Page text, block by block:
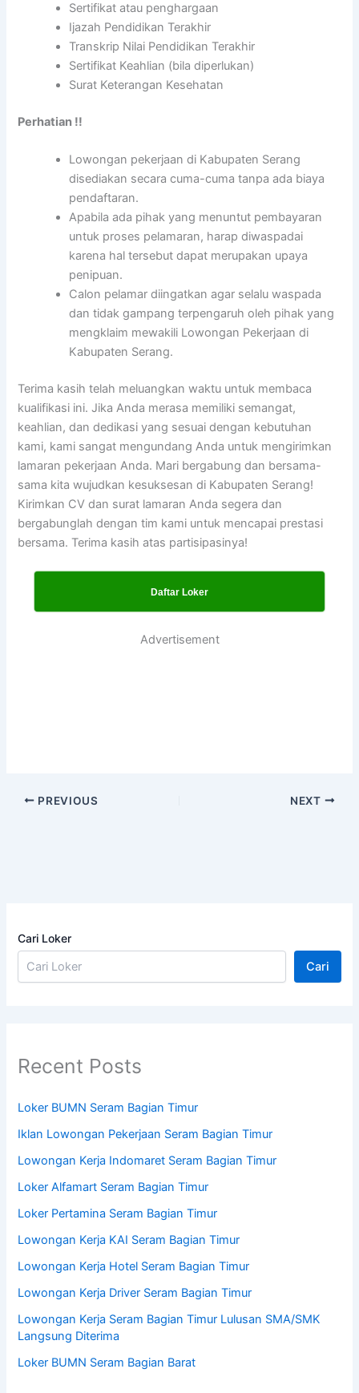
Sertifikat atau penghargaan
Ijazah Pendidikan Terakhir
Transkrip Nilai Pendidikan Terakhir
Sertifikat Keahlian (bila diperlukan)
Surat Keterangan Kesehatan
Perhatian !!
Lowongan pekerjaan di Kabupaten Serang
disediakan secara cuma-cuma tanpa ada biaya
pendaftaran.
Apabila ada pihak yang menuntut pembayaran
untuk proses pelamaran, harap diwaspadai
karena hal tersebut dapat merupakan upaya
penipuan.
Calon pelamar diingatkan agar selalu waspada
dan tidak gampang terpengaruh oleh pihak yang
mengklaim mewakili Lowongan Pekerjaan di
Kabupaten Serang.
Terima kasih telah meluangkan waktu untuk membaca
kualifikasi ini. Jika Anda merasa memiliki semangat,
keahlian, dan dedikasi yang sesuai dengan kebutuhan
kami, kami sangat mengundang Anda untuk mengirimkan
lamaran pekerjaan Anda. Mari bergabung dan bersama-
sama kita wujudkan kesuksesan di Kabupaten Serang!
Kirimkan CV dan surat lamaran Anda segera dan
bergabunglah dengan tim kami untuk mencapai prestasi
bersama. Terima kasih atas partisipasinya!
Daftar Loker
Advertisement
PREVIOUS NEXT
Cari Loker
Cari
Recent Posts
Loker BUMN Seram Bagian Timur
Iklan Lowongan Pekerjaan Seram Bagian Timur
Lowongan Kerja Indomaret Seram Bagian Timur
Loker Alfamart Seram Bagian Timur
Loker Pertamina Seram Bagian Timur
Lowongan Kerja KAI Seram Bagian Timur
Lowongan Kerja Hotel Seram Bagian Timur
Lowongan Kerja Driver Seram Bagian Timur
Lowongan Kerja Seram Bagian Timur Lulusan SMA/SMK
Langsung Diterima
Loker BUMN Seram Bagian Barat